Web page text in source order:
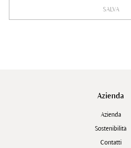
SALVA
Azienda
Azienda
Sostenibilità
Contatti